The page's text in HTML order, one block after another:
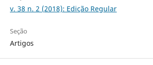
v. 38 n. 2 (2018): Edição Regular
Seção
Artigos